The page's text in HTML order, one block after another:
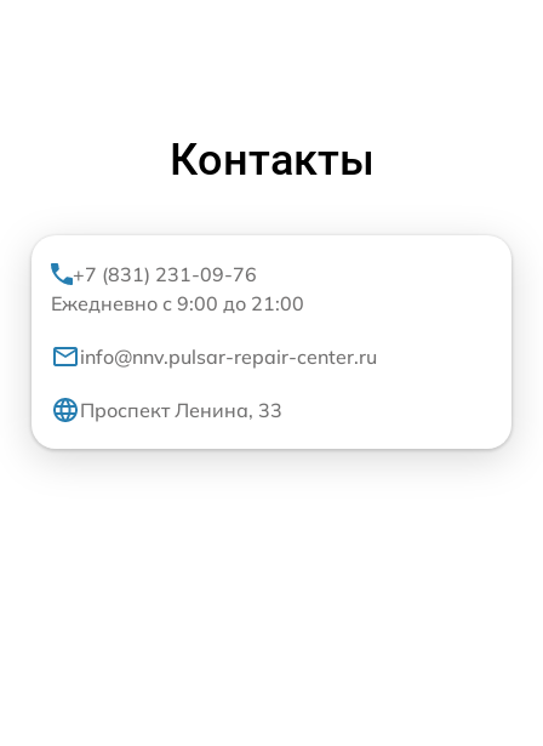
Контакты
+7 (831) 231-09-76
Ежедневно с 9:00 до 21:00
info@nnv.pulsar-repair-center.ru
Проспект Ленина, 33